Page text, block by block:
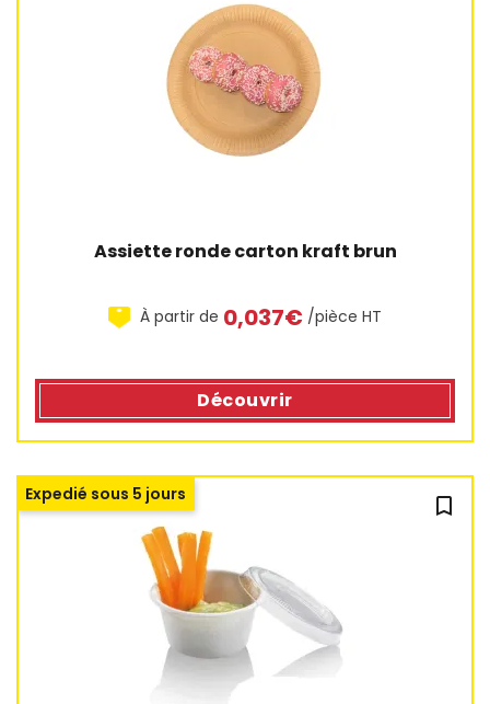
Assiette ronde carton kraft brun
À partir de 0,037€ /pièce HT
Découvrir
bookmark_outline
Expedié sous 5 jours